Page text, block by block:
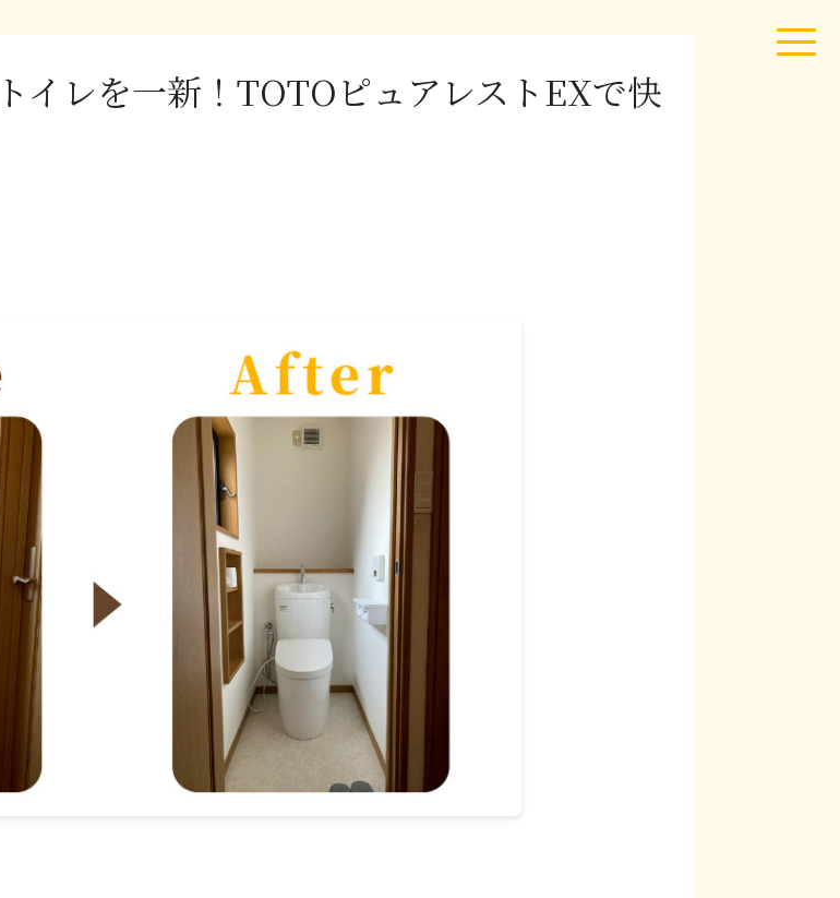
イレを一新！TOTOピュアレストEXで快